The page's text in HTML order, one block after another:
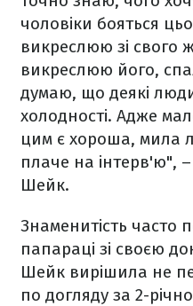
чоловіки бояться
викреслюю зі свого
викреслюю його,
думаю, що деякі люди
холодності. Адже
цим є хороша, мила
плаче на інтерв'ю",
Шейк.
Знаменитість часто
папараці зі своєю
Шейк вирішила не
по догляду за 2-